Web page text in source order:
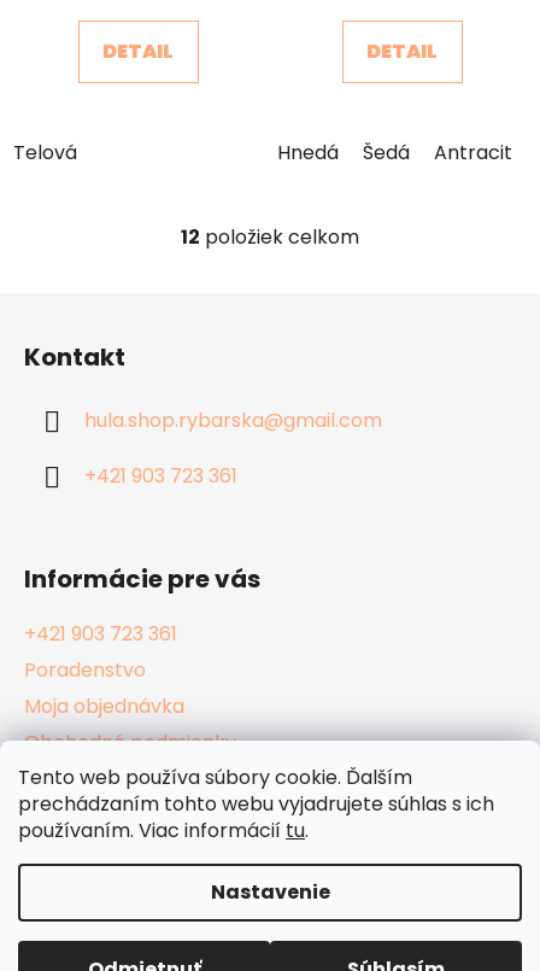
Tento web používa súbory cookie. Ďalším
prechádzaním tohto webu vyjadrujete súhlas s ich
používaním. Viac informácií tu.
Nastavenie
DETAIL
Telová
DETAIL
Hnedá Šedá Antracit
O
c
i
s
u
12 položiek celkom
Kontakt
hula.shop.rybarska@gmail.com
+421 903 723 361
Informácie pre vás
+421 903 723 361
Poradenstvo
Moja objednávka
Obchodné podmienky
Reklamačný poriadok
Podmienky ochrany osobných údajov
Vytvoril Shoptet